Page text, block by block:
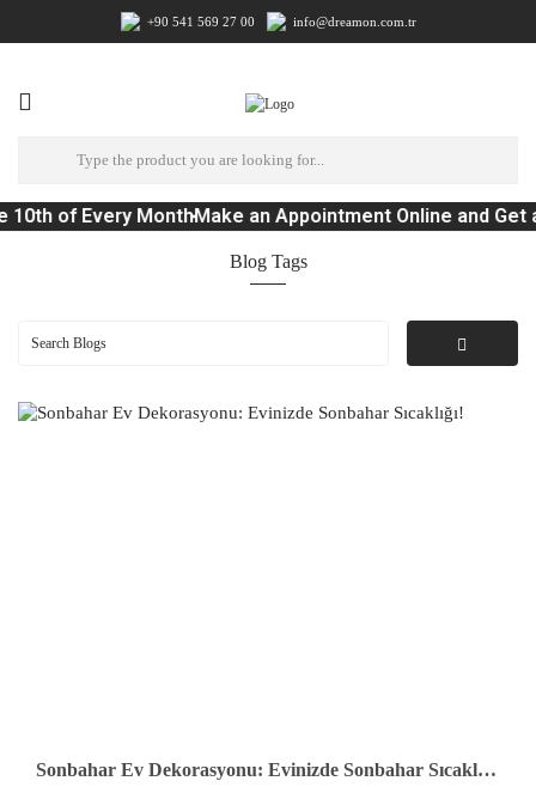
+90 541 569 27 00 info@dreamon.com.tr
10th of Every MonthMake an Appointment Online and Get
Blog Tags
Sonbahar Ev Dekorasyonu: Evinizde Sonbahar Sıcaklığı!